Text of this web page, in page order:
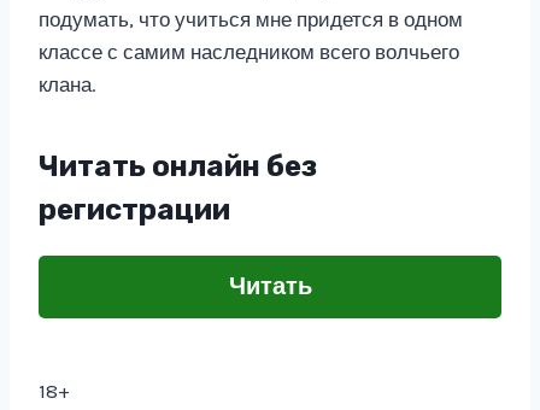
подумать, что учиться мне придется в одном
классе с самим наследником всего волчьего
клана.
Читать онлайн без
регистрации
Читать
18+